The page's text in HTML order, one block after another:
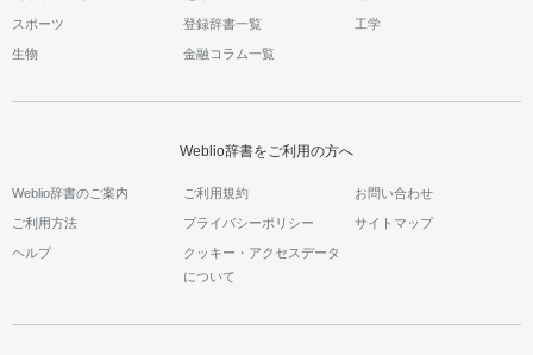
スポーツ 登録辞書一覧 工学
生物 金融コラム一覧
Weblio辞書をご利用の方へ
Weblio辞書のご案内 ご利用規約 お問い合わせ
ご利用方法 プライバシーポリシー サイトマップ
ヘルプ
クッキー・アクセスデータ
について